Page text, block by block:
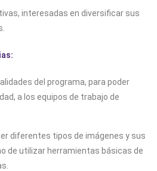
interesadas en diversificar sus
del programa, para poder
a los equipos de trabajo de
diferentes tipos de imágenes y sus
de utilizar herramientas básicas de